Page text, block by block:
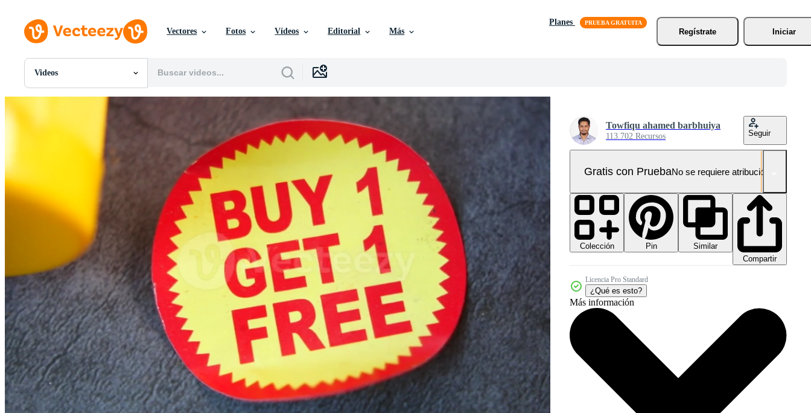
Vectores Fotos Vídeos Editorial Más
Planes
Regístrate
Iniciar
Videos
Todas Imágenes
Eventos Editoriales
Towfiqu ahamed barbhuiya
113.702 Recursos Seguir
Gratis con PruebaNo se requiere atribución!
Colección Pin
Similar
Compartir
Licencia Pro Standard
¿Qué es esto?
Más información